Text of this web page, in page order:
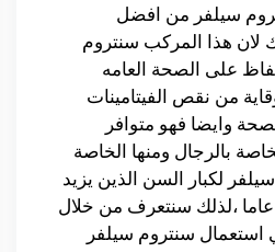
سيلفر من افضل
لان هذا المركب سنتروم
على الصحة العامه
من نقص الفيتامينات
وايضا فهو متوافر
بالرجال ومنها الخاصة
لكبار السن الذين يزيد
،لذلك سنتعرف من خلال
استعمال سنتروم سيلفر